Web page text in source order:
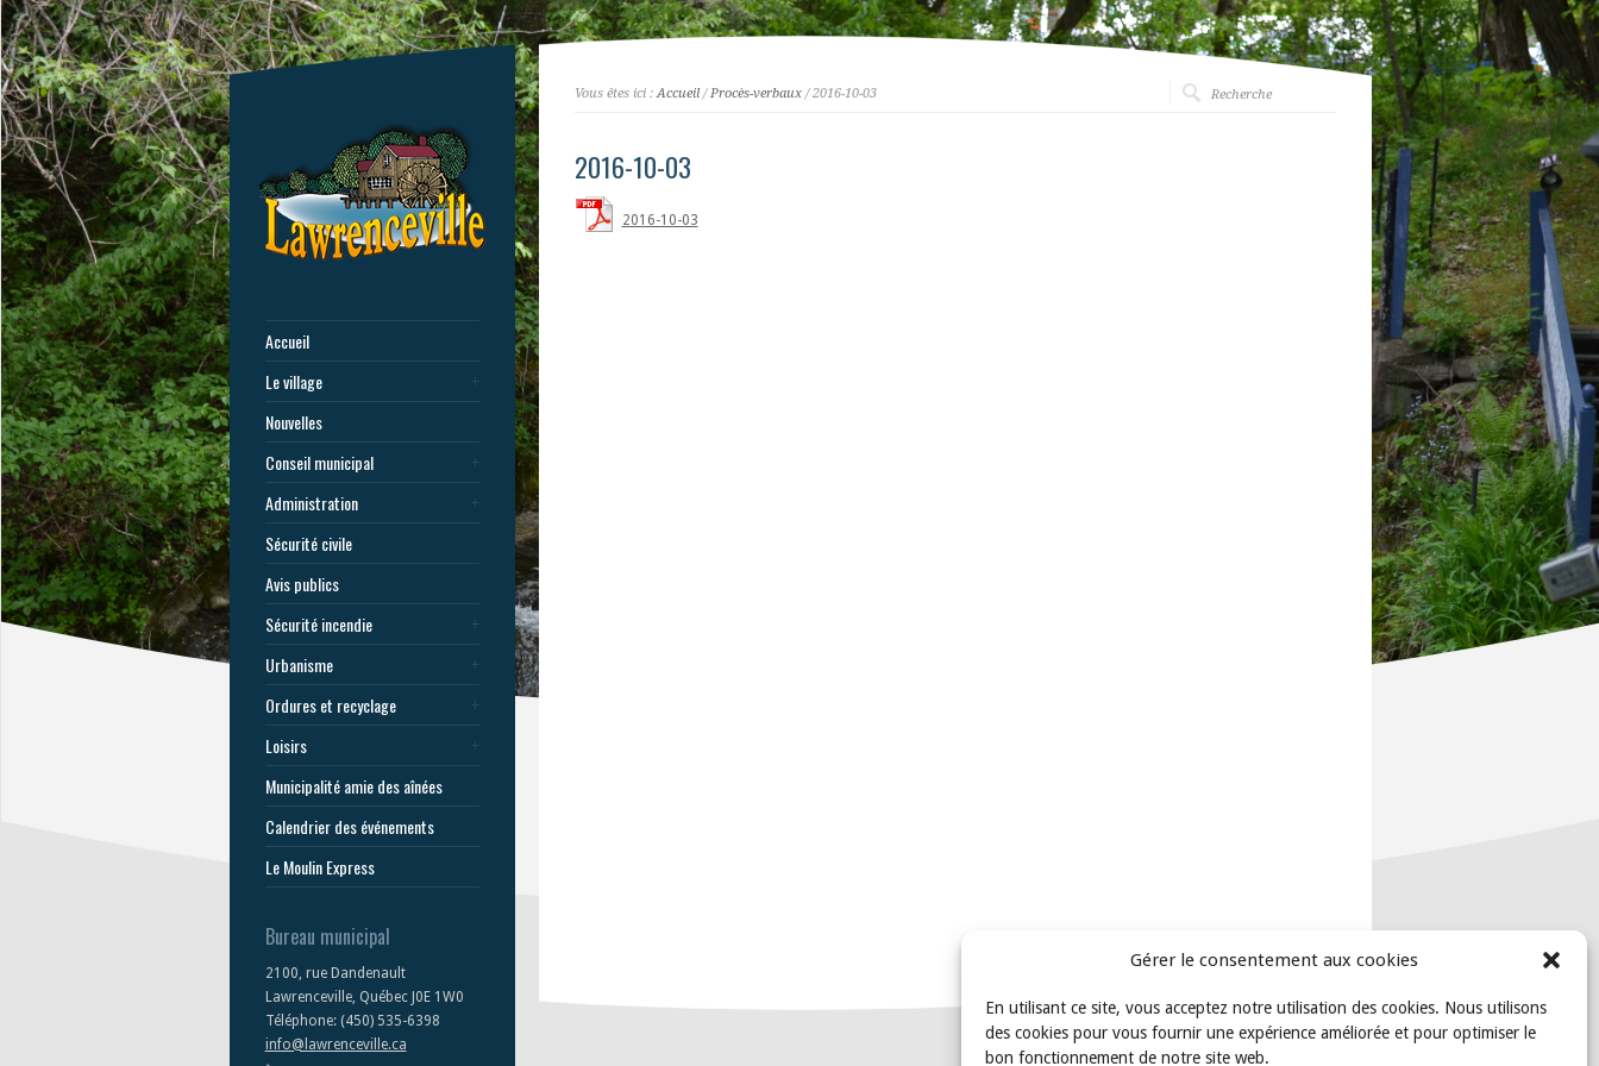
Gérer le consentement aux cookies
En utilisant ce site, vous acceptez notre utilisation des cookies. Nous utilisons
des cookies pour vous fournir une expérience améliorée et pour optimiser le
bon fonctionnement de notre site web.
Accueil
Le village
Nouvelles
Conseil municipal
Administration
Sécurité civile
Avis publics
Sécurité incendie
Urbanisme
Ordures et recyclage
Loisirs
Municipalité amie des aînées
Calendrier des événements
Le Moulin Express
Bureau municipal
2100, rue Dandenault
Lawrenceville, Québec J0E 1W0
Téléphone: (450) 535-6398
info@lawrenceville.ca
Vous êtes ici :Accueil/Procès-verbaux/ 2016-10-03
2016-10-03
2016-10-03